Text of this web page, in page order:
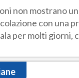
non mostrano
con una
per molti giorni,